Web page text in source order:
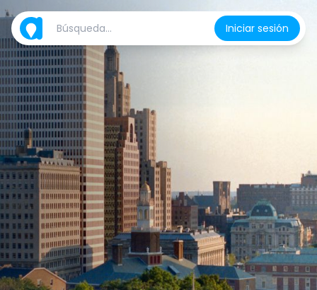
Iniciar sesión